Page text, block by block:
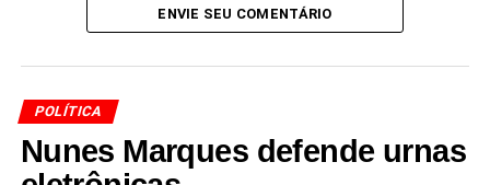
nosso estado com
trabalho e fé.”
A médica destacou que o
baianotem crescido e precisa se unir em torno de pautas
comoliberdade, família e patriotismo
ENVIE SEU COMENTÁRIO
POLÍTICA
Nunes Marques defende urnas